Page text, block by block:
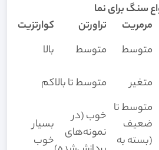
سنگ برای نما
مرمریت تراورتن
کوارتزیت
متوسط متوسط
بالا
متغیر متوسط تا بالاکم
متوسط تا
ضعیف
(بسته به
خوب (در
نمونه‌های
بسیار
خوب